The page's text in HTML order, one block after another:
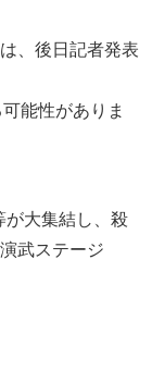
、後日記者発表
能性がありま
が大集結し、殺
武ステージ